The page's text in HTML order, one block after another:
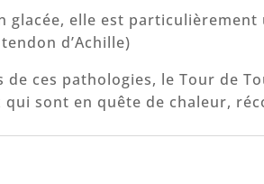
glacée, elle est
d’Achille)
de ces pathologies, le Tour de
qui sont en quête de chaleur,